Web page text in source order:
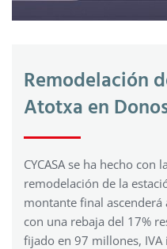
Remodelación
Atotxa en
CYCASA se ha hecho
remodelación de la
montante final
con una rebaja del 17%
fijado en 97 millones,